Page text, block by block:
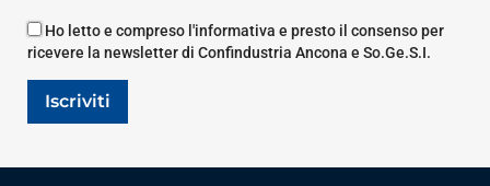
Ho letto e compreso l'informativa e presto il consenso per
ricevere la newsletter di Confindustria Ancona e So.Ge.S.I.
Iscriviti